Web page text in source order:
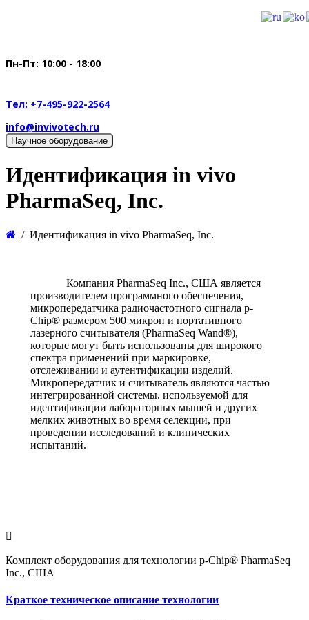
Пн-Пт: 10:00 - 18:00
Тел: +7-495-922-2564
info@invivotech.ru
Научное оборудование
Идентификация in vivo
PharmaSeq, Inc.
Идентификация in vivo PharmaSeq, Inc.
Компания PharmaSeq Inc., США является
производителем программного обеспечения,
микропередатчика радиочастотного сигнала p-
Chip® размером 500 микрон и портативного
лазерного считывателя (PharmaSeq Wand®),
которые могут быть использованы для широкого
спектра применений при маркировке,
отслеживании и аутентификации изделий.
Микропередатчик и считыватель являются частью
интегрированной системы, используемой для
идентификации лабораторных мышей и других
мелких животных во время селекции, при
проведении исследований и клинических
испытаний.
Комплект оборудования для технологии p-Chip® PharmaSeq
Inc., США
Краткое техническое описание технологии